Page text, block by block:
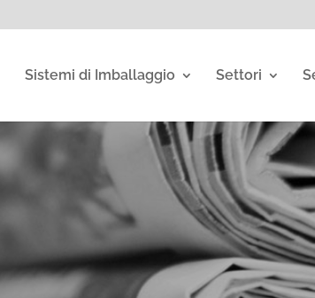
Sistemi di Imballaggio Settori